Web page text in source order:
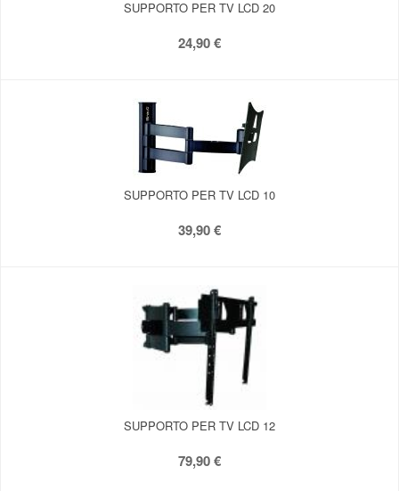
SUPPORTO PER TV LCD 20
24,90 €
SUPPORTO PER TV LCD 10
39,90 €
SUPPORTO PER TV LCD 12
79,90 €